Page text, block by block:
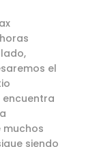
el
encuentra
muchos
siendo